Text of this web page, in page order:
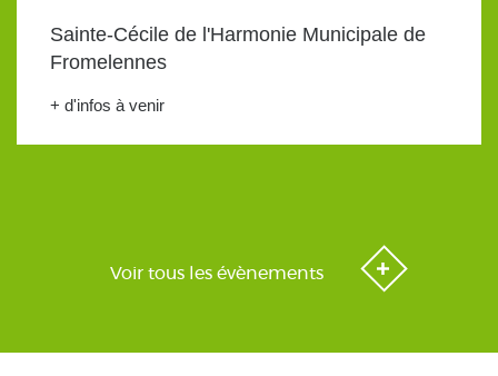
Sainte-Cécile de l'Harmonie Municipale de
Fromelennes
+ d'infos à venir
Voir tous les évènements